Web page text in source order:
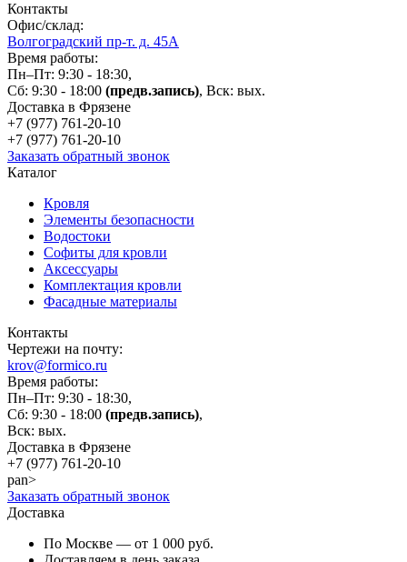
Контакты
Офис/склад:
Волгоградский пр-т. д. 45А
Время работы:
Пн–Пт: 9:30 - 18:30,
Сб: 9:30 - 18:00 (предв.запись), Вск: вых.
Доставка в Фрязене
+7 (977) 761-20-10
+7 (977) 761-20-10
Заказать обратный звонок
Каталог
Кровля
Элементы безопасности
Водостоки
Софиты для кровли
Аксессуары
Комплектация кровли
Фасадные материалы
Контакты
Чертежи на почту:
krov@formico.ru
Время работы:
Пн–Пт: 9:30 - 18:30,
Сб: 9:30 - 18:00 (предв.запись),
Вск: вых.
Доставка в Фрязене
+7 (977) 761-20-10
pan>
Заказать обратный звонок
Доставка
По Москве — от 1 000 руб.